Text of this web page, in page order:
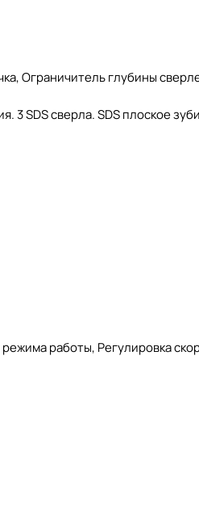
Ограничитель глубины
3 SDS сверла. SDS плоское
работы, Регулировка